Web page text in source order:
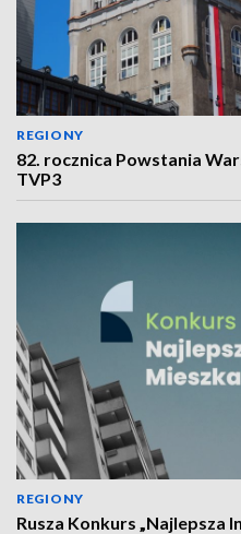
REGIONY
82. rocznica Powstania
TVP3
REGIONY
Rusza Konkurs „Najlepsza